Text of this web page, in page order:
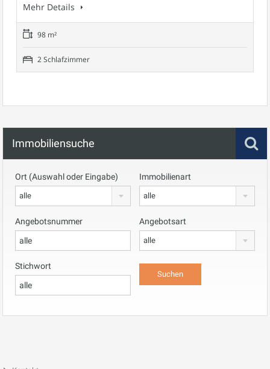
Mehr Details
98 m²
2 Schlafzimmer
Immobiliensuche
Ort (Auswahl oder Eingabe)
alle
Immobilienart
alle
Angebotsnummer Angebotsart
alle
Stichwort